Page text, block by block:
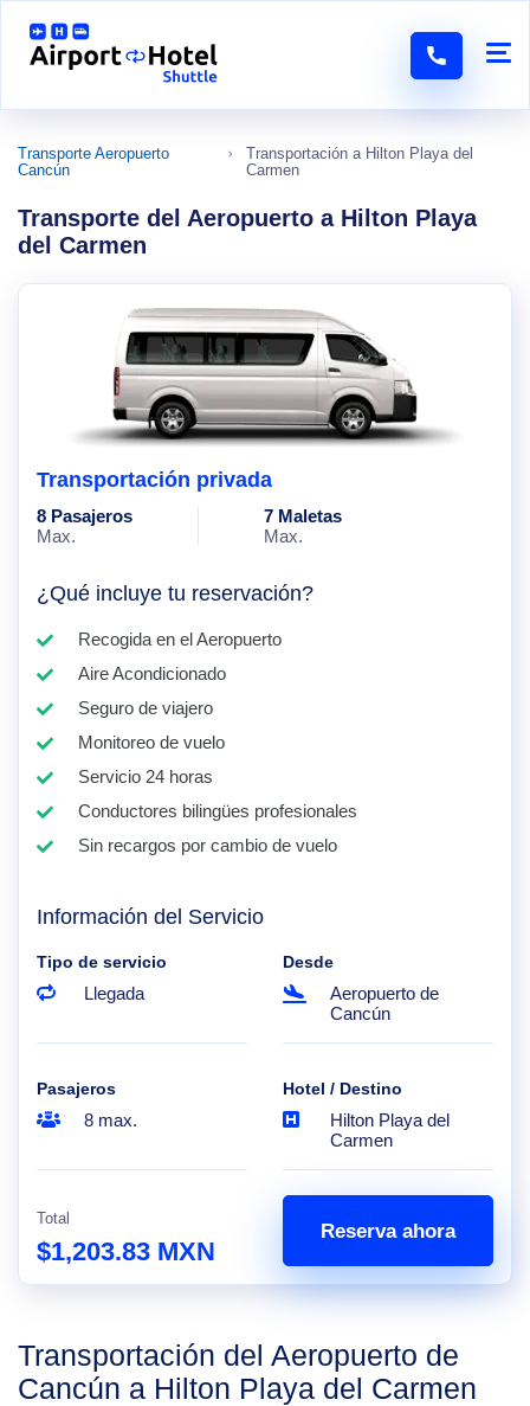
Transporte Aeropuerto
Cancún
Transportación a Hilton Playa del
Carmen
Transporte del Aeropuerto a Hilton Playa
del Carmen
Transportación privada
8 Pasajeros
Max.
7 Maletas
Max.
¿Qué incluye tu reservación?
Recogida en el Aeropuerto
Aire Acondicionado
Seguro de viajero
Monitoreo de vuelo
Servicio 24 horas
Conductores bilingües profesionales
Sin recargos por cambio de vuelo
Información del Servicio
Tipo de servicio
Llegada
Desde
Aeropuerto de
Cancún
Pasajeros
8 max.
Hotel / Destino
Hilton Playa del
Carmen
Total
$1,203.83 MXN
Reserva ahora
Transportación del Aeropuerto de
Cancún a Hilton Playa del Carmen